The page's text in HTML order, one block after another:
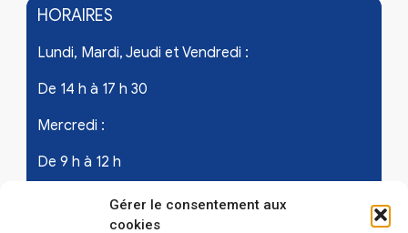
Gérer le consentement aux
cookies
HORAIRES
Lundi, Mardi, Jeudi et Vendredi :
De 14 h à 17 h 30
Mercredi :
De 9 h à 12 h
Samedi - les 1er et 3ème de chaque mois :